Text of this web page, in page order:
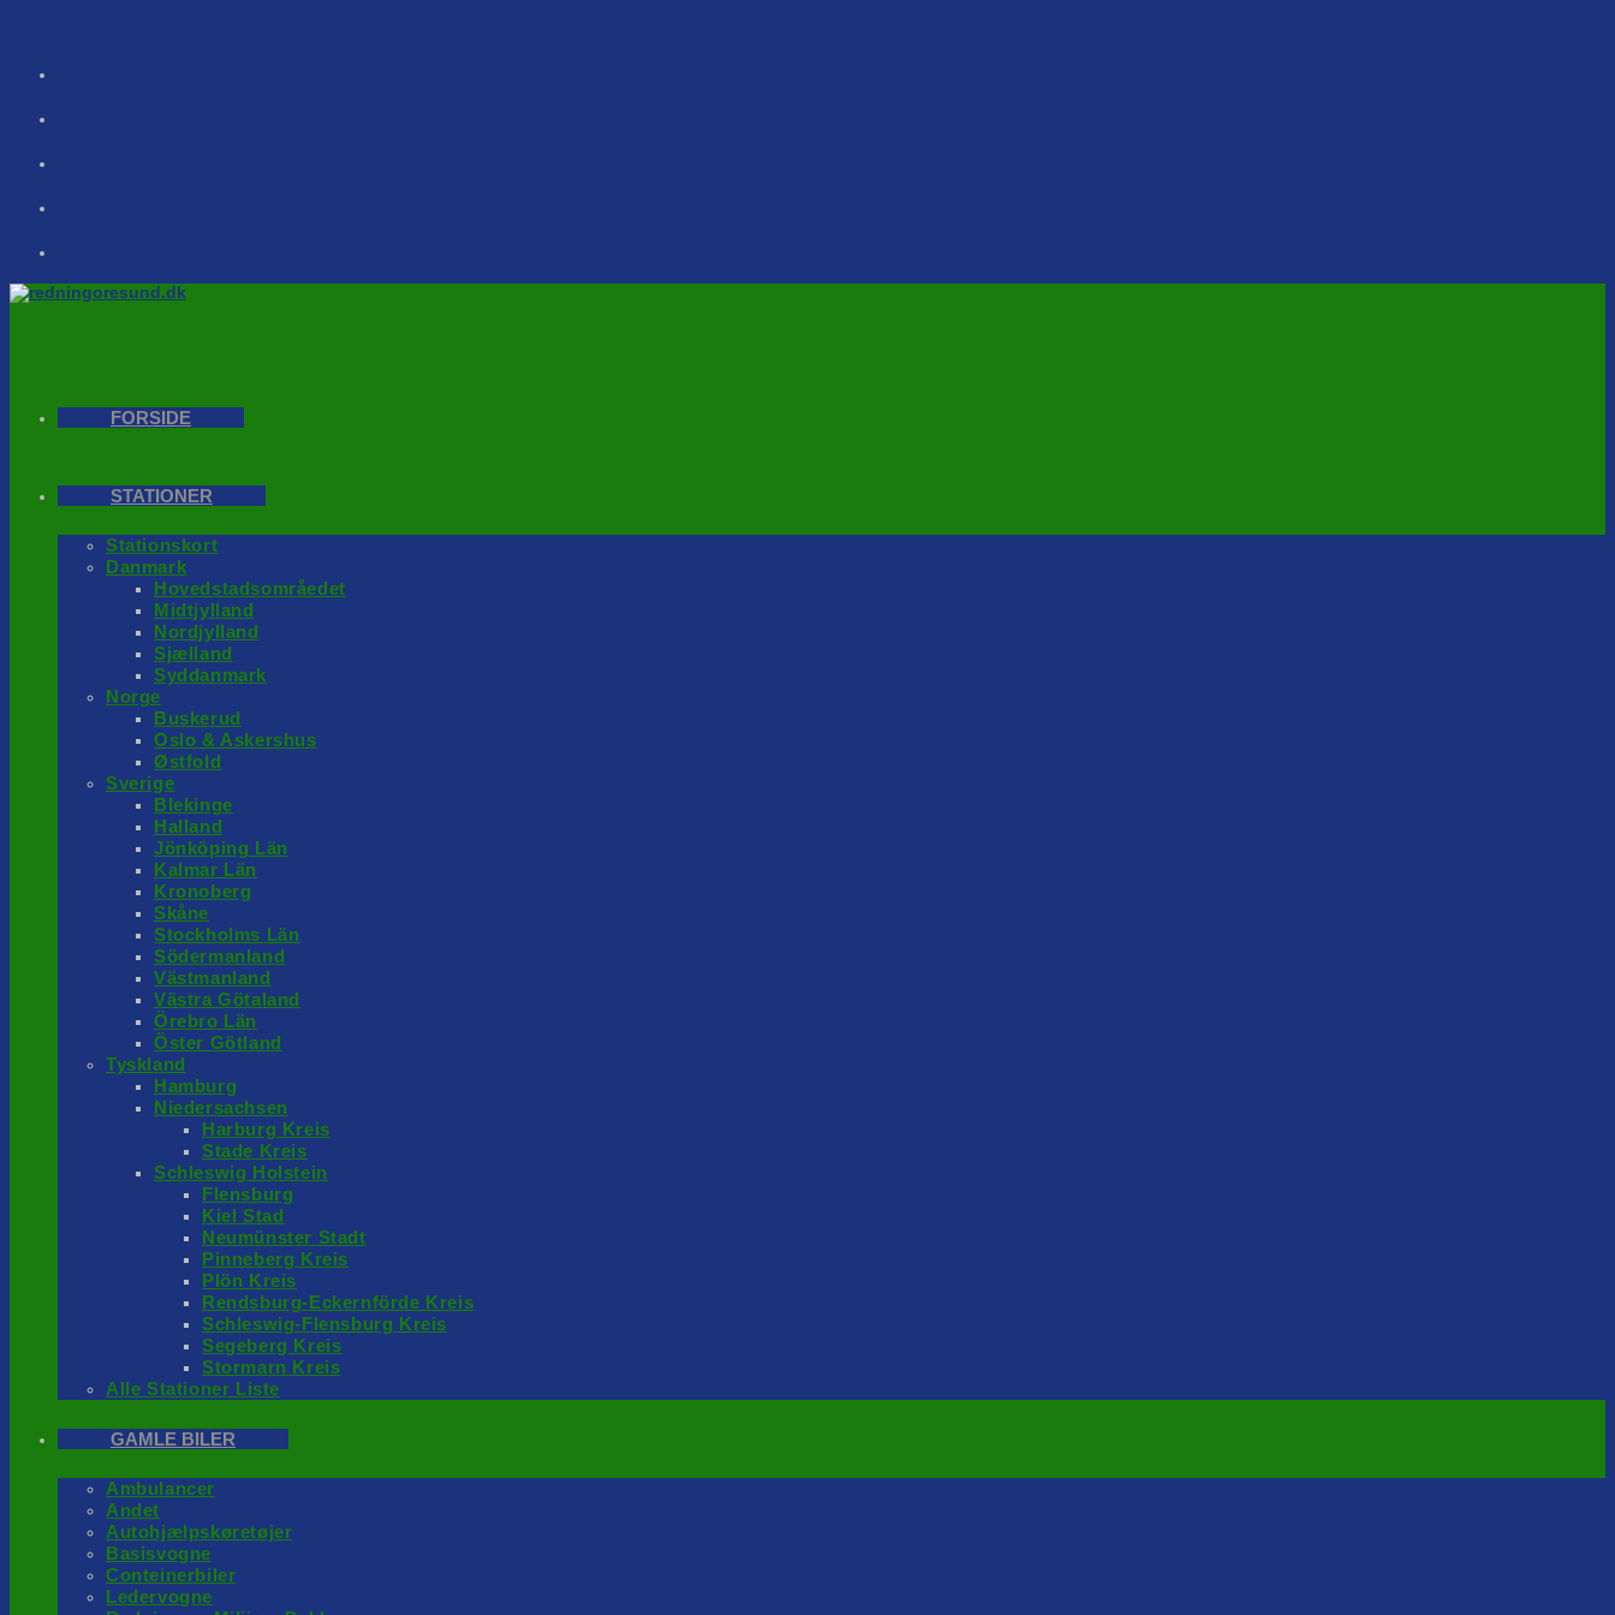
FORSIDE
STATIONER
Stationskort
Danmark
Hovedstadsområedet
Midtjylland
Nordjylland
Sjælland
Syddanmark
Norge
Buskerud
Oslo & Askershus
Østfold
Sverige
Blekinge
Halland
Jönköping Län
Kalmar Län
Kronoberg
Skåne
Stockholms Län
Södermanland
Västmanland
Västra Götaland
Örebro Län
Öster Götland
Tyskland
Hamburg
Niedersachsen
Harburg Kreis
Stade Kreis
Schleswig Holstein
Flensburg
Kiel Stad
Neumünster Stadt
Pinneberg Kreis
Plön Kreis
Rendsburg-Eckernförde Kreis
Schleswig-Flensburg Kreis
Segeberg Kreis
Stormarn Kreis
Alle Stationer Liste
GAMLE BILER
Ambulancer
Andet
Autohjælpskøretøjer
Basisvogne
Conteinerbiler
Ledervogne